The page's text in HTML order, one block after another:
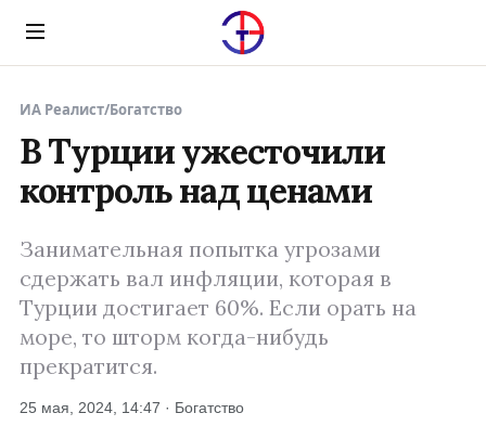
Menu
ИА Реалист/Богатство
В Турции ужесточили
контроль над ценами
Занимательная попытка угрозами
сдержать вал инфляции, которая в
Турции достигает 60%. Если орать на
море, то шторм когда-нибудь
прекратится.
25 мая, 2024, 14:47 · Богатство